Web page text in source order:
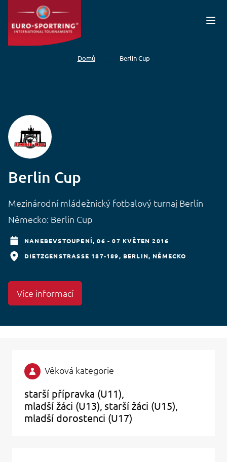
Přejít k hlavnímu obsahu
Domů Berlin Cup
Berlin Cup
Mezinárodní mládežnický fotbalový turnaj Berlín
Německo: Berlin Cup
NANEBEVSTOUPENÍ,06 - 07 KVĚTEN 2016
DIETZGENSTRASSE 187-189
BERLIN NĚMECKO
Více informací
Věková kategorie
starší přípravka (U11)
mladší žáci (U13) starší žáci (U15)
mladší dorostenci (U17)